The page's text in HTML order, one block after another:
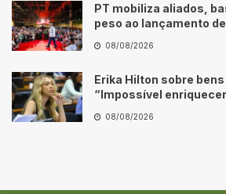
PT mobiliza aliados,
peso ao lançamento
08/08/2026
Erika Hilton sobre
“Impossível
08/08/2026